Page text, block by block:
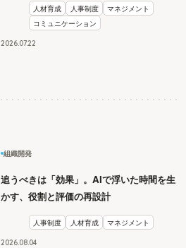
人材育成 人事制度
マネジメント
コミュニケーション
2026.0722
組織開発
追うべきは「効果」。AIで浮いた時間を生
かす、役割と評価の再設計
人事制度 人材育成 マネジメント
2026.08 04